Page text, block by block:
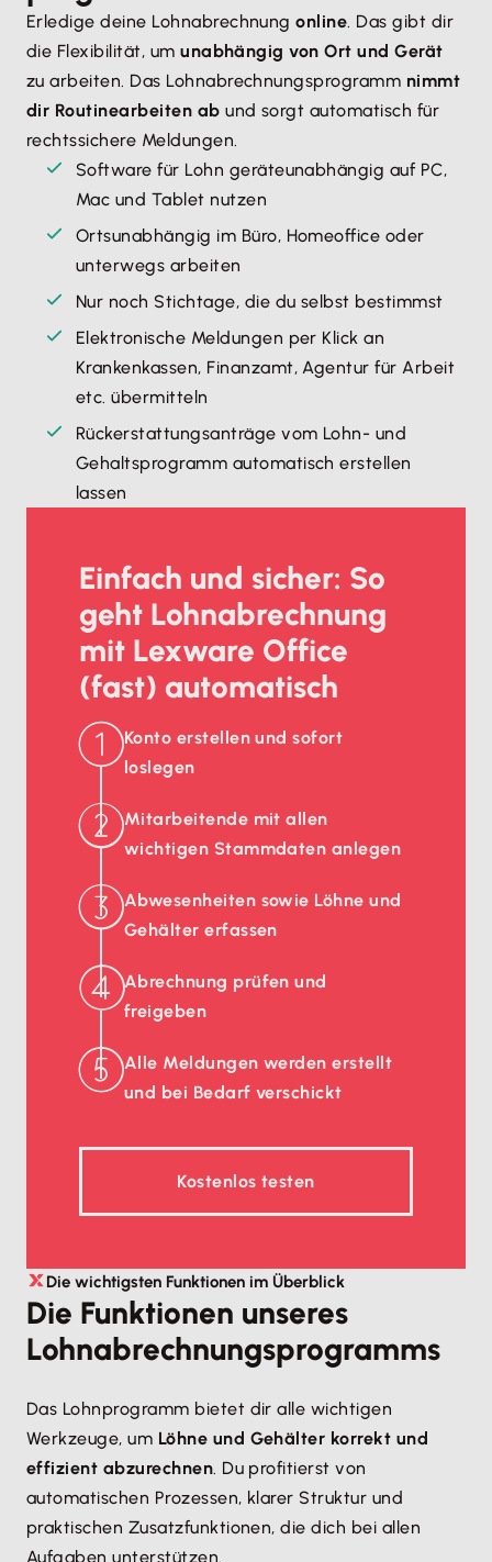
Erledige deine Lohnabrechnungonline. Das gibt dir
die Flexibilität, umunabhängig von Ort und Gerät
zu arbeiten. Das Lohnabrechnungsprogramm nimmt
dir Routinearbeiten ab und sorgt automatisch für
rechtssichere Meldungen.
Software für Lohn geräteunabhängig auf PC,
Mac und Tablet nutzen
Ortsunabhängig im Büro, Homeoffice oder
unterwegs arbeiten
Nur noch Stichtage, die du selbst bestimmst
Elektronische Meldungen per Klick an
Krankenkassen, Finanzamt, Agentur für Arbeit
etc. übermitteln
Rückerstattungsanträge vom Lohn- und
Gehaltsprogramm automatisch erstellen
lassen
Einfach und sicher: So
geht Lohnabrechnung
mit Lexware Office
(fast) automatisch
Konto erstellen und sofort
loslegen
Mitarbeitende mit allen
wichtigen Stammdaten anlegen
Abwesenheiten sowie Löhne und
Gehälter erfassen
Abrechnung prüfen und
freigeben
Alle Meldungen werden erstellt
und bei Bedarf verschickt
Kostenlos testen
Die wichtigsten Funktionen im Überblick
Die Funktionen unseres
Lohnabrechnungsprogramms
Das Lohnprogramm bietet dir alle wichtigen
Werkzeuge, um Löhne und Gehälter korrekt und
effizient abzurechnen. Du profitierst von
automatischen Prozessen, klarer Struktur und
praktischen Zusatzfunktionen, die dich bei allen
Aufgaben unterstützen.